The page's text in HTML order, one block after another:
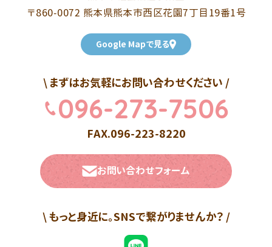
〒860-0072 熊本県熊本市西区花園7丁目19番1号
Google Mapで見る
\ まずはお気軽にお問い合わせください /
096-273-7506
FAX.096-223-8220
お問い合わせフォーム
\ もっと身近に。SNSで繋がりませんか？ /